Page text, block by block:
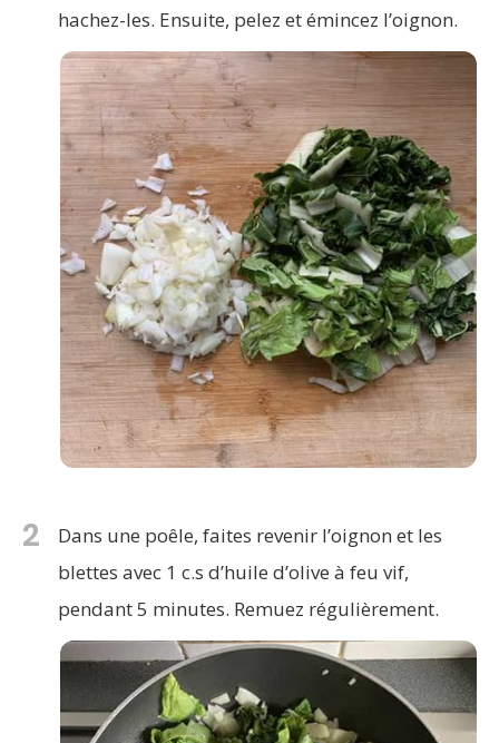
hachez-les. Ensuite, pelez et émincez l’oignon.
2
Dans une poêle, faites revenir l’oignon et les
blettes avec 1 c.s d’huile d’olive à feu vif,
pendant 5 minutes. Remuez régulièrement.